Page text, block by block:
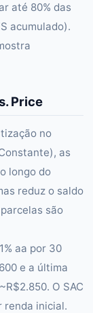
até 80% das
acumulado).
Price
no
as
longo do
reduz o saldo
são
aa por 30
e a última
O SAC
renda inicial.